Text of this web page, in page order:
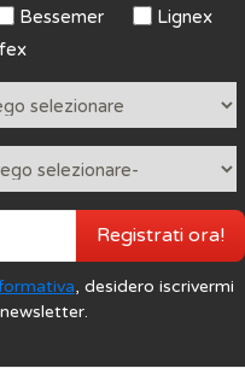
Bessemer
Lignex
, desidero iscrivermi
Registrati ora!